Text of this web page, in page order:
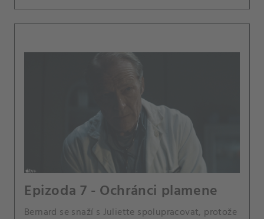
Epizoda 7 - Ochránci plamene
Bernard se snaží s Juliette spolupracovat, protože